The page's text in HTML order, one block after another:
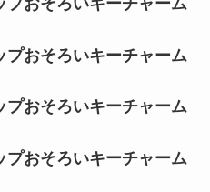
プおそろいキーチャーム
プおそろいキーチャーム
プおそろいキーチャーム
プおそろいキーチャーム